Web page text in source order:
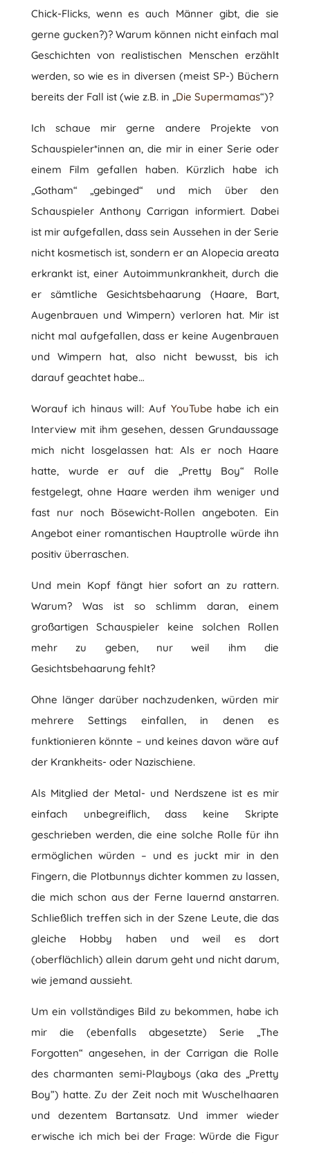
Chick-Flicks, wenn es auch Männer gibt, die sie
gerne gucken?)? Warum können nicht einfach mal
Geschichten von realistischen Menschen erzählt
werden, so wie es in diversen (meist SP-) Büchern
bereits der Fall ist (wie z.B. in „Die Supermamas“)?
Ich schaue mir gerne andere Projekte von
Schauspieler*innen an, die mir in einer Serie oder
einem Film gefallen haben. Kürzlich habe ich
„Gotham“ „gebinged“ und mich über den
Schauspieler Anthony Carrigan informiert. Dabei
ist mir aufgefallen, dass sein Aussehen in der Serie
nicht kosmetisch ist, sondern er an Alopecia areata
erkrankt ist, einer Autoimmunkrankheit, durch die
er sämtliche Gesichtsbehaarung (Haare, Bart,
Augenbrauen und Wimpern) verloren hat. Mir ist
nicht mal aufgefallen, dass er keine Augenbrauen
und Wimpern hat, also nicht bewusst, bis ich
darauf geachtet habe…
Worauf ich hinaus will: Auf YouTube habe ich ein
Interview mit ihm gesehen, dessen Grundaussage
mich nicht losgelassen hat: Als er noch Haare
hatte, wurde er auf die „Pretty Boy“ Rolle
festgelegt, ohne Haare werden ihm weniger und
fast nur noch Bösewicht-Rollen angeboten. Ein
Angebot einer romantischen Hauptrolle würde ihn
positiv überraschen.
Und mein Kopf fängt hier sofort an zu rattern.
Warum? Was ist so schlimm daran, einem
großartigen Schauspieler keine solchen Rollen
mehr zu geben, nur weil ihm die
Gesichtsbehaarung fehlt?
Ohne länger darüber nachzudenken, würden mir
mehrere Settings einfallen, in denen es
funktionieren könnte – und keines davon wäre auf
der Krankheits- oder Nazischiene.
Als Mitglied der Metal- und Nerdszene ist es mir
einfach unbegreiflich, dass keine Skripte
geschrieben werden, die eine solche Rolle für ihn
ermöglichen würden – und es juckt mir in den
Fingern, die Plotbunnys dichter kommen zu lassen,
die mich schon aus der Ferne lauernd anstarren.
Schließlich treffen sich in der Szene Leute, die das
gleiche Hobby haben und weil es dort
(oberflächlich) allein darum geht und nicht darum,
wie jemand aussieht.
Um ein vollständiges Bild zu bekommen, habe ich
mir die (ebenfalls abgesetzte) Serie „The
Forgotten“ angesehen, in der Carrigan die Rolle
des charmanten semi-Playboys (aka des „Pretty
Boy”) hatte. Zu der Zeit noch mit Wuschelhaaren
und dezentem Bartansatz. Und immer wieder
erwische ich mich bei der Frage: Würde die Figur